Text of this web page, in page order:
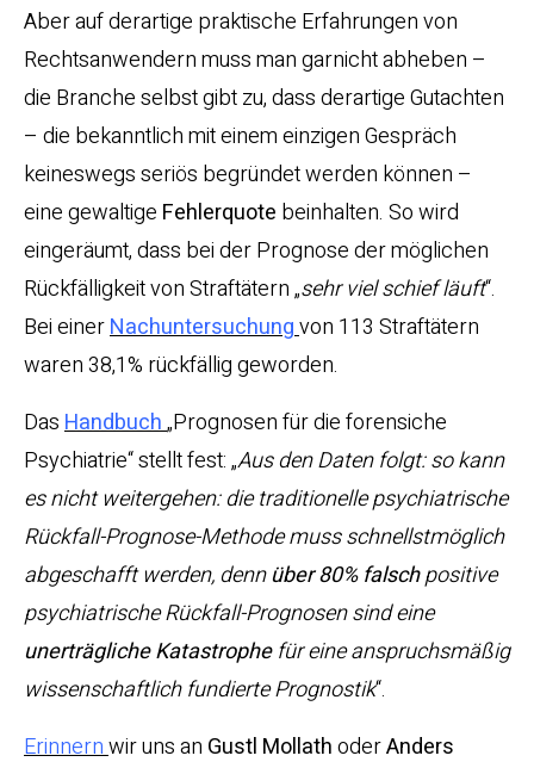
Aber auf derartige praktische Erfahrungen von
Rechtsanwendern muss man garnicht abheben –
die Branche selbst gibt zu, dass derartige Gutachten
– die bekanntlich mit einem einzigen Gespräch
keineswegs seriös begründet werden können –
eine gewaltige Fehlerquote beinhalten. So wird
eingeräumt, dass bei der Prognose der möglichen
Rückfälligkeit von Straftätern „sehr viel schief läuft“.
Bei einerNachuntersuchungvon 113 Straftätern
waren 38,1% rückfällig geworden.
DasHandbuch„Prognosen für die forensiche
Psychiatrie“ stellt fest: „Aus den Daten folgt: so kann
es nicht weitergehen: die traditionelle psychiatrische
Rückfall-Prognose-Methode muss schnellstmöglich
abgeschafft werden, dennüber 80% falschpositive
psychiatrische Rückfall-Prognosen sind eine
unerträgliche Katastrophefür eine anspruchsmäßig
wissenschaftlich fundierte Prognostik“.
Erinnernwir uns an Gustl MollathoderAnders